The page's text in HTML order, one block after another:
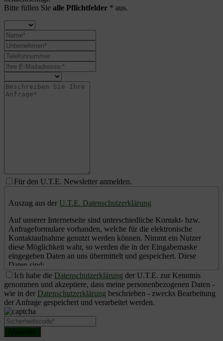
Bitte füllen Sie alle Pflichtfelder * aus.
Für den U.T.E. Newsletter anmelden.
Auszug aus der U.T.E. Datenschutzerklärung
Auf unserer Internetseite sind unterschiedliche Kontakt- bzw.
Anfrageformulare vorhanden, welche für die elektronische
Kontaktaufnahme genutzt werden können. Nimmt ein Nutzer
diese Möglichkeit wahr, so werden die in der Eingabemaske
eingegeben Daten an uns übermittelt und gespeichert. Diese
Daten sind:
(1) Anrede
(2) Vorname (optional)
(3) Nachname
(4) Unternehmen (optional)
(5) Telefonnummer (optional)
(6) Faxnummer (optional)
(7) E-Mailadresse
Ich habe die Datenschutzerklärung der U.T.E. zur Kenntnis
genommen und akzeptiere, dass meine personenbezogenen Daten -
wie in der Datenschutzerklärung beschrieben - zwecks Bearbeitung
der Anfrage gespeichert und verarbeitet werden.